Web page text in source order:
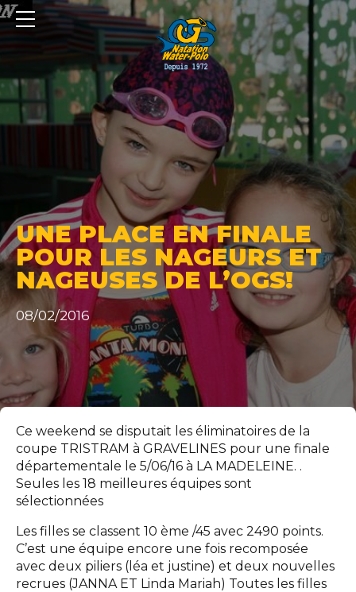
UNE PLACE EN FINALE
POUR LES NAGEURS ET
NAGEUSES DE L’OGS!
08/02/2016
Ce weekend se disputait les éliminatoires de la
coupe TRISTRAM à GRAVELINES pour une finale
départementale le 5/06/16 à LA MADELEINE. .
Seules les 18 meilleures équipes sont
sélectionnées
Les filles se classent 10 ème /45 avec 2490 points.
C’est une équipe encore une fois recomposée
avec deux piliers (léa et justine) et deux nouvelles
recrues (JANNA ET Linda Mariah) Toutes les filles
Panneau de gestion des cookies